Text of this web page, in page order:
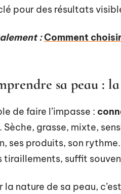
pour des résultats
:Comment
sa peau :
de faire l’impasse :
grasse, mixte,
ses produits, son
tiraillements, suffit
nature de sa peau,